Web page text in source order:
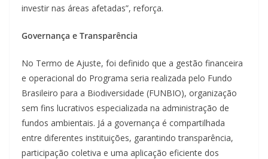
investir nas áreas afetadas”, reforça.
Governança e Transparência
No Termo de Ajuste, foi definido que a gestão financeira
e operacional do Programa seria realizada pelo Fundo
Brasileiro para a Biodiversidade (FUNBIO), organização
sem fins lucrativos especializada na administração de
fundos ambientais. Já a governança é compartilhada
entre diferentes instituições, garantindo transparência,
participação coletiva e uma aplicação eficiente dos